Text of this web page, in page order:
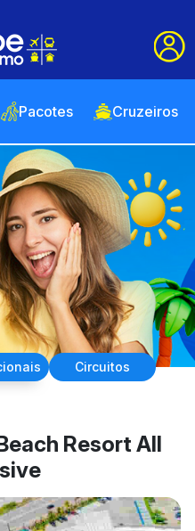
Pacotes Cruzeiros
Circuitos
Resort All